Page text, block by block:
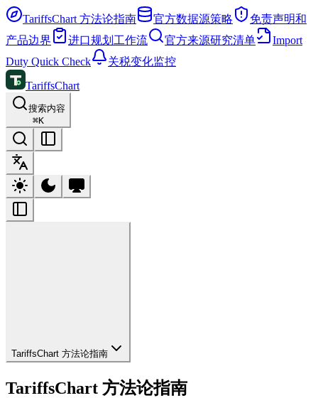
TariffsChart 方法论指南 官方数据源策略
免责声明和
产品边界
进口规划工作流 官方来源研究清单
Import
Duty Quick Check
关税变化监控
TariffsChart
搜索内容
⌘K
TariffsChart 方法论指南
TariffsChart 方法论指南